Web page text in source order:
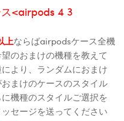
<airpods 4 3
上ならばairpodsケース全機
のおまけの機種を教えて
より、ランダムにおまけ
まけのケースのスタイル
機種のスタイルご選択を
セージを送ってください